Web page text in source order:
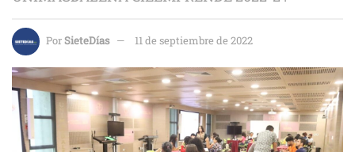
PorSieteDías 11 de septiembre de 2022